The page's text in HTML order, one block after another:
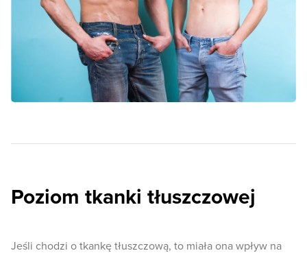
Poziom tkanki tłuszczowej
Jeśli chodzi o tkankę tłuszczową, to miała ona wpływ na